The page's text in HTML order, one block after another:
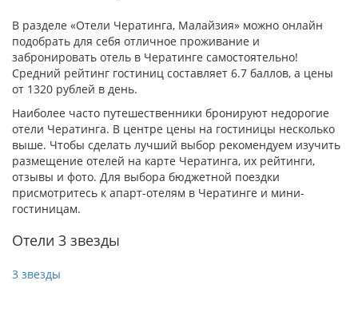
В разделе «Отели Чератинга, Малайзия» можно онлайн
подобрать для себя отличное проживание и
забронировать отель в Чератинге самостоятельно!
Средний рейтинг гостиниц составляет 6.7 баллов, а цены
от 1320 рублей в день.
Наиболее часто путешественники бронируют недорогие
отели Чератинга. В центре цены на гостиницы несколько
выше. Чтобы сделать лучший выбор рекомендуем изучить
размещение отелей на карте Чератинга, их рейтинги,
отзывы и фото. Для выбора бюджетной поездки
присмотритесь к апарт-отелям в Чератинге и мини-
гостиницам.
Отели 3 звезды
3 звезды